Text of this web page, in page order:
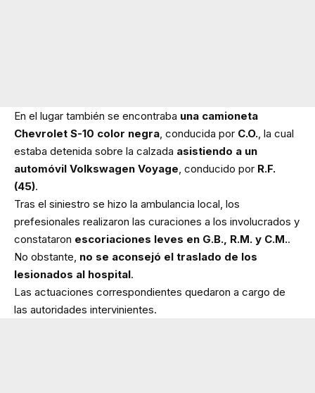
En el lugar también se encontraba una camioneta
Chevrolet S-10 color negra , conducida por C.O. , la cual
estaba detenida sobre la calzada asistiendo a un
automóvil Volkswagen Voyage , conducido por R.F.
(45).
Tras el siniestro se hizo la ambulancia local, los
prefesionales realizaron las curaciones a los involucrados y
constataron escoriaciones leves en G.B., R.M. y C.M..
No obstante, no se aconsejó el traslado de los
lesionados al hospital.
Las actuaciones correspondientes quedaron a cargo de
las autoridades intervinientes.